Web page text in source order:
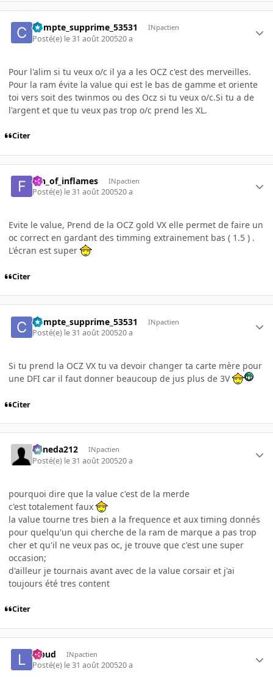
Compte_supprime_53531 INpactien
Posté(e) le 31 août 200520 a
Pour l'alim si tu veux o/c il ya a les OCZ c'est des merveilles.
Pour la ram évite la value qui est le bas de gamme et oriente
toi vers soit des twinmos ou des Ocz si tu veux o/c.Si tu a de
l'argent et que tu veux pas trop o/c prend les XL.
Citer
fan_of_inflames INpactien
Posté(e) le 31 août 200520 a
Evite le value, Prend de la OCZ gold VX elle permet de faire un
oc correct en gardant des timming extrainement bas ( 1.5 ) .
L'écran est super
Citer
Compte_supprime_53531 INpactien
Posté(e) le 31 août 200520 a
Si tu prend la OCZ VX tu va devoir changer ta carte mère pour
une DFI car il faut donner beaucoup de jus plus de 3V
Citer
keneda212 INpactien
Posté(e) le 31 août 200520 a
pourquoi dire que la value c'est de la merde
c'est totalement faux
la value tourne tres bien a la frequence et aux timing donnés
pour quelqu'un qui cherche de la ram de marque a pas trop
cher et qu'il ne veux pas oc, je trouve que c'est une super
occasion;
d'ailleur je tournais avant avec de la value corsair et j'ai
toujours été tres content
Citer
lebud INpactien
Posté(e) le 31 août 200520 a